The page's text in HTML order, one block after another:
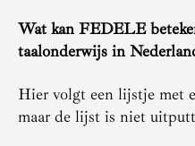
Wat kan FEDELE
taalonderwijs in
Hier volgt een lijstje met
maar de lijst is niet